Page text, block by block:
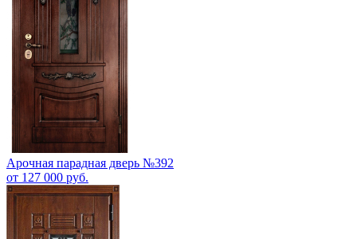
Арочная парадная дверь №392
от 127 000 руб.